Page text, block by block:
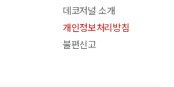
데코저널 소개
개인정보처리방침
불편신고